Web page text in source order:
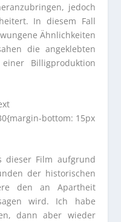
jedoch
In diesem Fall
Ähnlichkeiten
die angeklebten
Billigproduktion
bottom: 15px
dieser Film aufgrund
der historischen
den an Apartheit
wird. Ich habe
dann aber wieder